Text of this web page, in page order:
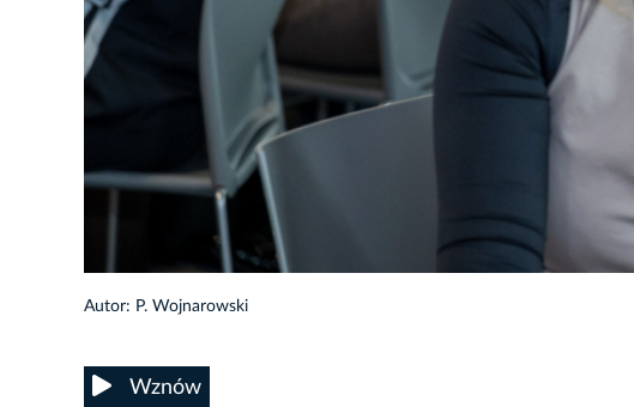
Autor: P. Wojnarowski
Wznów